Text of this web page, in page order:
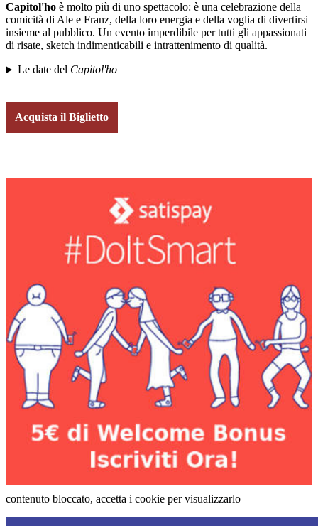
Capitol'ho è molto più di uno spettacolo: è una celebrazione della
comicità di Ale e Franz, della loro energia e della voglia di divertirsi
insieme al pubblico. Un evento imperdibile per tutti gli appassionati
di risate, sketch indimenticabili e intrattenimento di qualità.
Le date del Capitol'ho
Acquista il Biglietto
contenuto bloccato, accetta i cookie per visualizzarlo